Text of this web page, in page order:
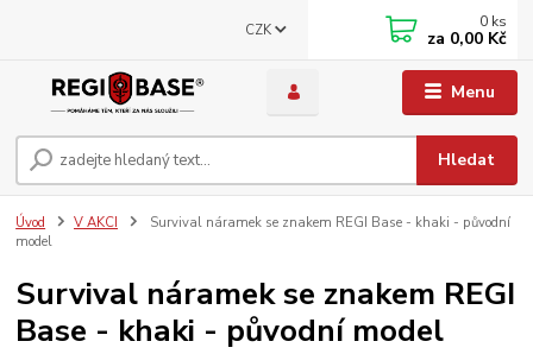
Menu
CZK
Hledat
0 ks
za 0,00 Kč
Úvod V AKCI
Survival náramek se znakem REGI Base - khaki - původní
model
Survival náramek se znakem REGI
Base - khaki - původní model